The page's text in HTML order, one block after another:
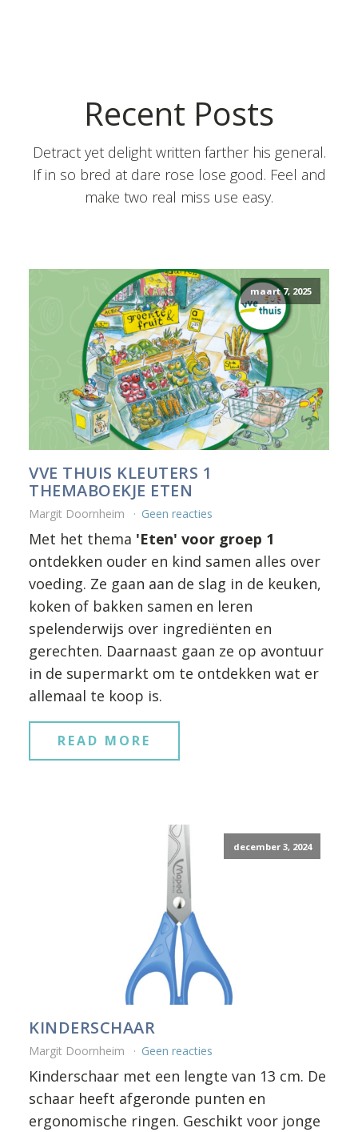
Recent Posts
Detract yet delight written farther his general.
If in so bred at dare rose lose good. Feel and
make two real miss use easy.
maart 7, 2025
VVE THUIS KLEUTERS 1
THEMABOEKJE ETEN
Margit Doornheim Geen reacties
Met het thema 'Eten' voor groep 1
ontdekken ouder en kind samen alles over
voeding. Ze gaan aan de slag in de keuken,
koken of bakken samen en leren
spelenderwijs over ingrediënten en
gerechten. Daarnaast gaan ze op avontuur
in de supermarkt om te ontdekken wat er
allemaal te koop is.
READ MORE
december 3, 2024
KINDERSCHAAR
Margit Doornheim Geen reacties
Kinderschaar met een lengte van 13 cm. De
schaar heeft afgeronde punten en
ergonomische ringen. Geschikt voor jonge